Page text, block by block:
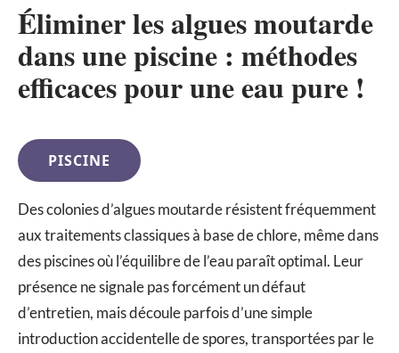
Éliminer les algues moutarde
dans une piscine : méthodes
efficaces pour une eau pure !
PISCINE
Des colonies d’algues moutarde résistent fréquemment
aux traitements classiques à base de chlore, même dans
des piscines où l’équilibre de l’eau paraît optimal. Leur
présence ne signale pas forcément un défaut
d’entretien, mais découle parfois d’une simple
introduction accidentelle de spores, transportées par le